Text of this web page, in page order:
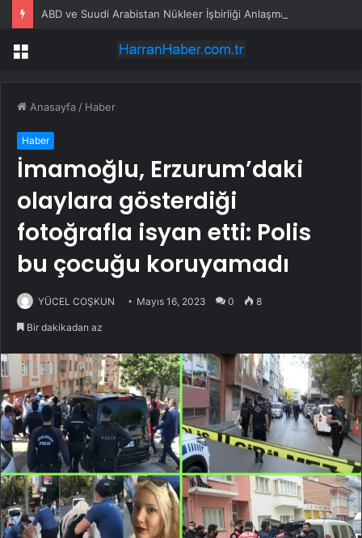
Menü
Anasayfa / Haber
Haber
İmamoğlu, Erzurum’daki
olaylara gösterdiği
fotoğrafla isyan etti: Polis
bu çocuğu koruyamadı
YÜCEL COŞKUN Mayıs 16, 2023 0 8
Bir dakikadan az